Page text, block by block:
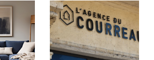
un studio ou un immeuble,
place des stratégies marketing
capter l'attention des acheteurs